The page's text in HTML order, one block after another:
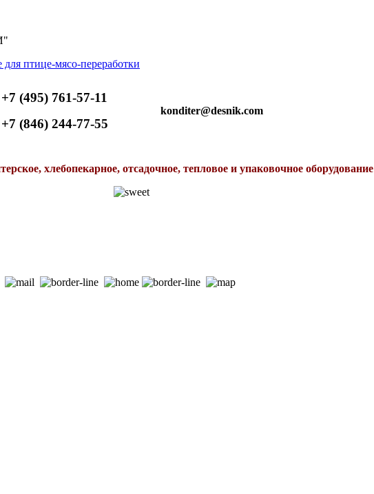
+7 (495) 761-57-11
+7 (846) 244-77-55
konditer@desnik.com
хлебопекарное, отсадочное, тепловое и упаковочное оборудование